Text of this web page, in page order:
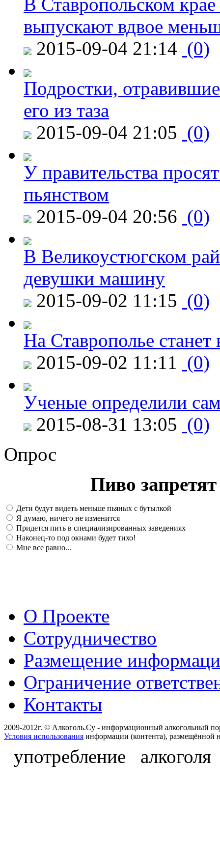
выпускают вдвое
2015-09-04 21:14 (0)
Подростки,
его из таза
2015-09-04 21:05 (0)
У правительства
пьянством
2015-09-04 20:56 (0)
В Великоустюгском
девушки машину
2015-09-02 11:15 (0)
На Ставрополье
2015-09-02 11:11 (0)
Ученые определили
2015-08-31 13:05 (0)
Опрос
Пиво
Дети будут видеть меньше пьяных с бутылкой
Я думаю, ничего не изменится
Придется пить в специализированных заведениях
Наконец-то под окнами будет тихо!
Мне все равно...
О Проекте
Сотрудничество
Размещение
Ограничение
Контакты
2009-2012г. © Алкоголь.Су - информационный алкогольный
Условия использования информации (контента), размещённой
употребление